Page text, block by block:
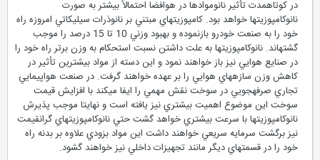
در كوتاه­مدت تأثير نانوموادها در هوافضا احتمالاً‌ بيشتر به صورت
نانوكامپوزيتها خواهد بود. كامپوزيتهاي مبتني بر نانوذرات سيليكاتي امروزه راه
خود را به صنعت خودرو بازنموده و بهبود وزني 10 تا 15 درصد را موجب
گشته­اند. نانوكامپوزيتها به علت داشتن نسبت استحكام به وزن برتر راه خود را
در صنايع هوايي نيز باز خواهند نمود و اين دسته از مواد بيشترين تأثير در
كاهش وزن سازه­هاي هوايي را بر عهده خواهند گرفت. در صنعت هواپيمايي
تجاري صرفه­جويي در سوخت نقش مهمي را ايفا مي­كند با افزايش قيمت
سوخت اين موضوع اهميت بيشتري نيز يافته است و نهايتا موجب پذيرش
نانوكامپوزيتها با سرعت بيشتري خواهد گشت حتي نانوكامپوزيتهاي گرانقيمت
نيز برگشت سرمايه سريعي خواهند داشت اين مواد بزودي علاوه بر بدنه راه
خود را در قسمتهاي ديگر مانند تجهيزات داخلي نيز خواهند گشود.